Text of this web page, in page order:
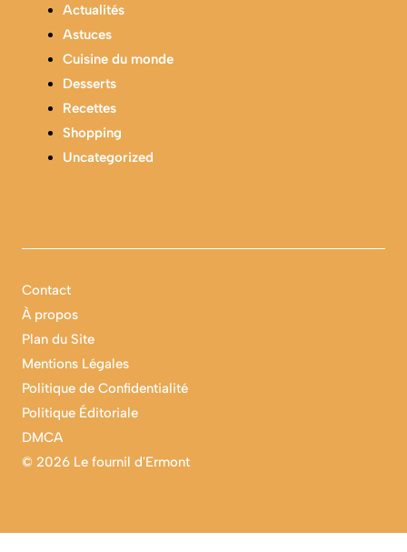
Actualités
Astuces
Cuisine du monde
Desserts
Recettes
Shopping
Uncategorized
© 2026 Le fournil d'Ermont
Contact
À propos
Plan du Site
Mentions Légales
Politique de Confidentialité
Politique Éditoriale
DMCA